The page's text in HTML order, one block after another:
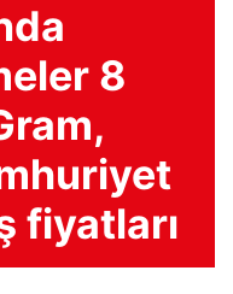
8
fiyatları